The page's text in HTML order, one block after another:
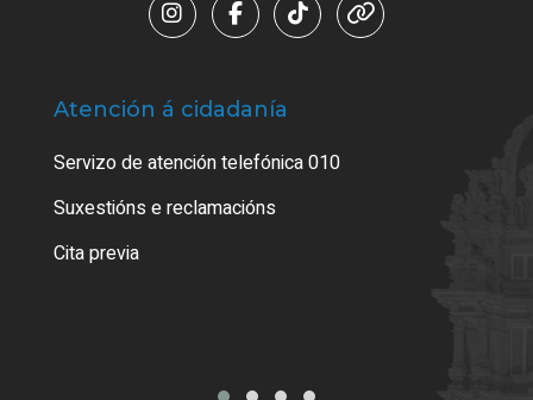
Atención á cidadanía
Servizo de atención telefónica 010
Suxestións e reclamacións
Cita previa